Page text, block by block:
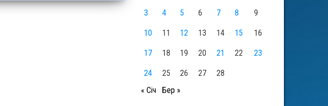
3 4 5 6 7 8 9
10 11 12 13 14 15 16
17 18 19 20 21 22 23
24 25 26 27
28
« Січ
Бер »